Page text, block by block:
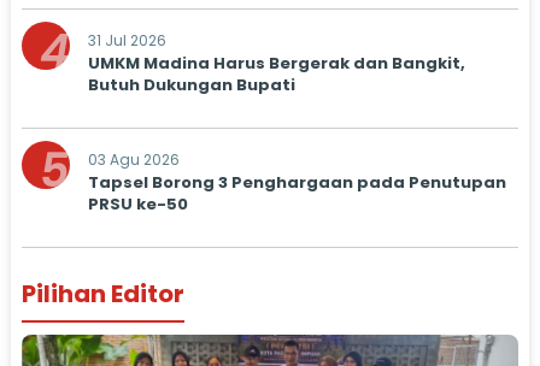
4 31 Jul 2026
UMKM Madina Harus Bergerak dan Bangkit,
Butuh Dukungan Bupati
5 03 Agu 2026
Tapsel Borong 3 Penghargaan pada Penutupan
PRSU ke-50
Pilihan Editor